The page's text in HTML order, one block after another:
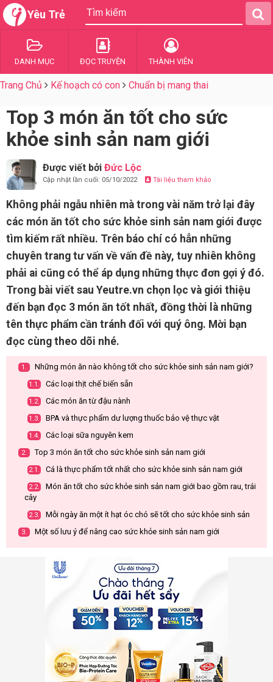
Yêu Trẻ
DANH MỤC ĐỌC TRUYỆN THÀNH VIÊN
Trang Chủ Kế hoạch có con Chuẩn bị mang thai
Top 3 món ăn tốt cho sức
khỏe sinh sản nam giới
Được viết bởi Đức Lộc
Cập nhật lần cuối: 05/10/2022 Tài liệu tham khảo
Không phải ngẫu nhiên mà trong vài năm trở lại đây
các món ăn tốt cho sức khỏe sinh sản nam giới được
tìm kiếm rất nhiều. Trên báo chí có hẳn những
chuyên trang tư vấn về vấn đề này, tuy nhiên không
phải ai cũng có thể áp dụng những thực đơn gợi ý đó.
Trong bài viết sau Yeutre.vn chọn lọc và giới thiệu
đến bạn đọc 3 món ăn tốt nhất, đồng thời là những
tên thực phẩm cần tránh đối với quý ông. Mời bạn
đọc cùng theo dõi nhé.
1. Những món ăn nào không tốt cho sức khỏe sinh sản nam giới?
1.1. Các loại thịt chế biến sẵn
1.2. Các món ăn từ đậu nành
1.3. BPA và thực phẩm dư lượng thuốc bảo vệ thực vật
1.4. Các loại sữa nguyên kem
2. Top 3 món ăn tốt cho sức khỏe sinh sản nam giới
2.1. Cá là thực phẩm tốt nhất cho sức khỏe sinh sản nam giới
2.2.
Món ăn tốt cho sức khỏe sinh sản nam giới bao gồm rau, trái
cây
2.3. Mỗi ngày ăn một ít hạt óc chó sẽ tốt cho sức khỏe sinh sản
3. Một số lưu ý để nâng cao sức khỏe sinh sản nam giới